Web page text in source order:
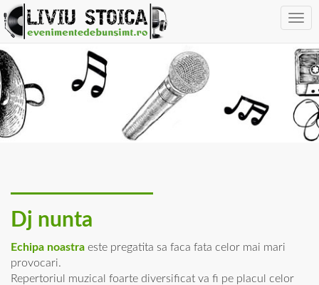
Dj nunta
Echipa noastra este pregatita sa faca fata celor mai mari
provocari.
Repertoriul muzical foarte diversificat va fi pe placul celor